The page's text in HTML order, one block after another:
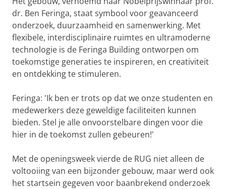
dr. Ben Feringa, staat symbool voor geavanceerd
onderzoek, duurzaamheid en samenwerking. Met
flexibele, interdisciplinaire ruimtes en ultramoderne
technologie is de Feringa Building ontworpen om
toekomstige generaties te inspireren, en creativiteit
en ontdekking te stimuleren.
Feringa: 'Ik ben er trots op dat we onze studenten en
medewerkers deze geweldige faciliteiten kunnen
bieden. Stel je alle onvoorstelbare dingen voor die
hier in de toekomst zullen gebeuren!'
Met de openingsweek vierde de RUG niet alleen de
voltooiing van een bijzonder gebouw, maar werd ook
het startsein gegeven voor baanbrekend onderzoek